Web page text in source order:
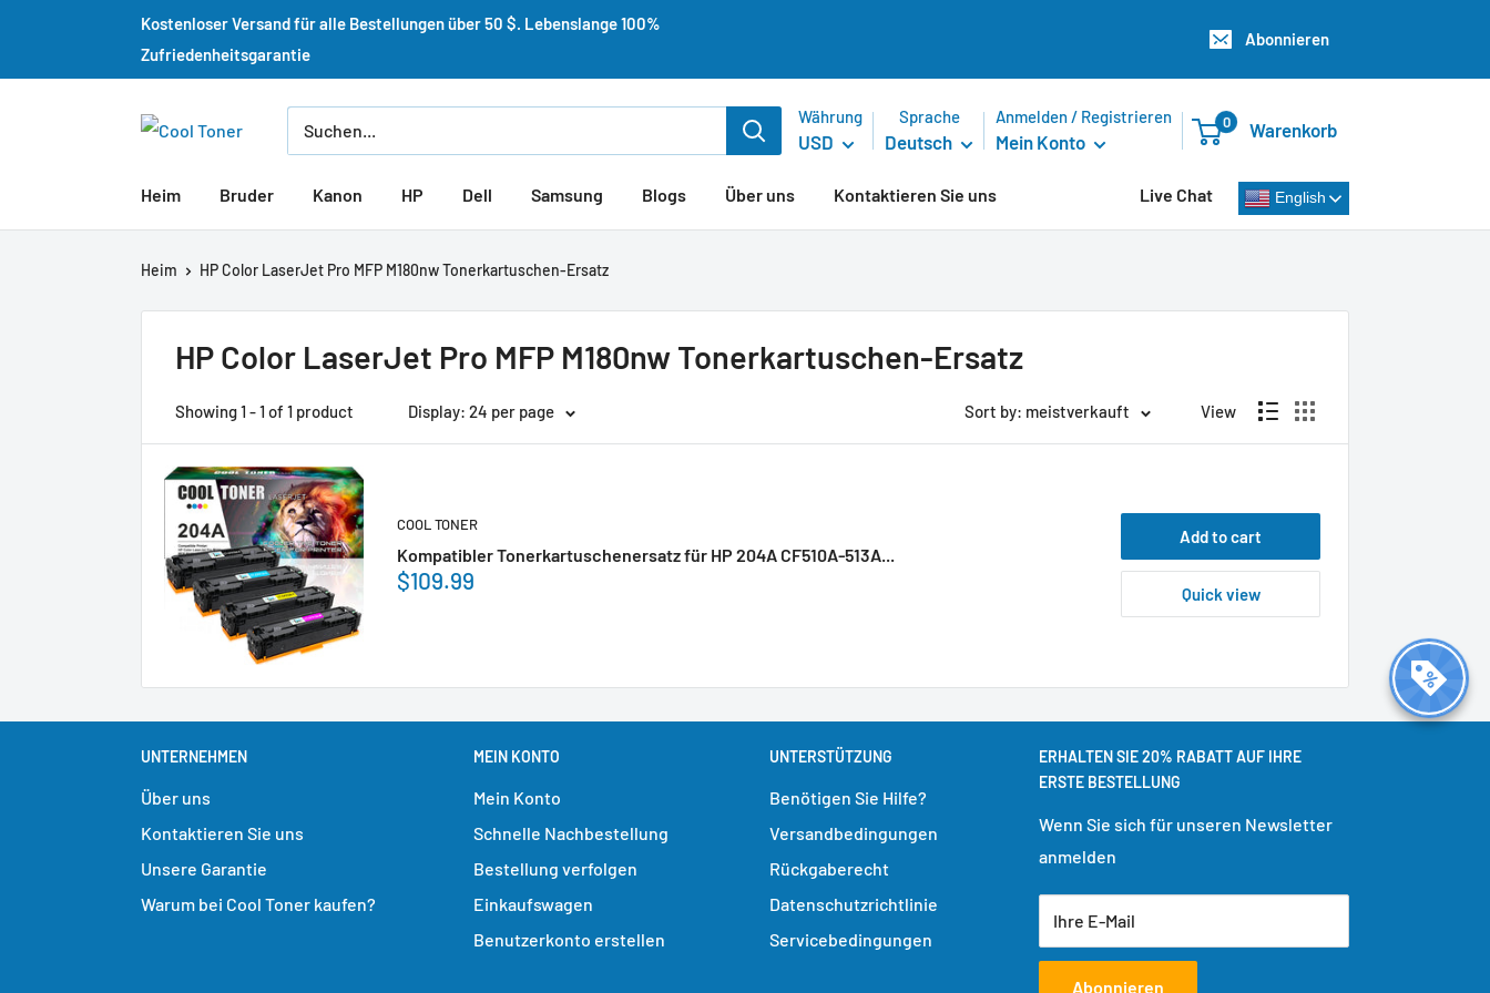
Kostenloser Versand für alle Bestellungen über 50 $. Lebenslange 100%
Zufriedenheitsgarantie
Abonnieren
Währung
USD
Sprache
Deutsch
Anmelden / Registrieren
Mein Konto
0 Warenkorb
Heim Bruder Kanon HP Dell Samsung Blogs Über uns Kontaktieren Sie uns Live Chat English
Heim HP Color LaserJet Pro MFP M180nw Tonerkartuschen-Ersatz
HP Color LaserJet Pro MFP M180nw Tonerkartuschen-Ersatz
Showing 1 - 1 of 1 product Display: 24 per page Sort by: meistverkauft View
COOL TONER
Kompatibler Tonerkartuschenersatz für HP 204A CF510A-513A...
$109.99
Add to cart
Quick view
UNTERNEHMEN
Über uns
Kontaktieren Sie uns
Unsere Garantie
Warum bei Cool Toner kaufen?
MEIN KONTO
Mein Konto
Schnelle Nachbestellung
Bestellung verfolgen
Einkaufswagen
Benutzerkonto erstellen
UNTERSTÜTZUNG
Benötigen Sie Hilfe?
Versandbedingungen
Rückgaberecht
Datenschutzrichtlinie
Servicebedingungen
ERHALTEN SIE 20% RABATT AUF IHRE
ERSTE BESTELLUNG
Wenn Sie sich für unseren Newsletter
anmelden
Ihre E-Mail
Abonnieren